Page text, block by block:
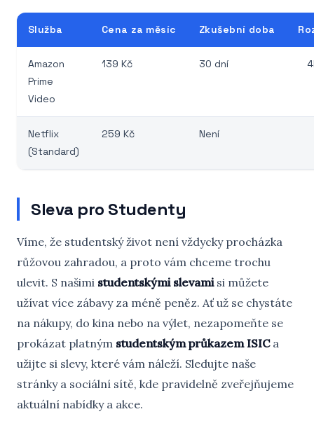
Služba Cena za měsíc Zkušební doba
Amazon
Prime
Video
139 Kč 30 dní
Netflix
(Standard)
259 Kč Není
Sleva pro Studenty
Víme, že studentský život není vždycky procházka
růžovou zahradou, a proto vám chceme trochu
ulevit. S našimi studentskými slevamisi můžete
užívat více zábavy za méně peněz. Ať už se chystáte
na nákupy, do kina nebo na výlet, nezapomeňte se
prokázat platným studentským průkazem ISICa
užijte si slevy, které vám náleží. Sledujte naše
stránky a sociální sítě, kde pravidelně zveřejňujeme
aktuální nabídky a akce.